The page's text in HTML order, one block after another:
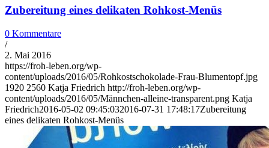
Zubereitung eines delikaten Rohkost-Menüs
0 Kommentare
/
2. Mai 2016
https://froh-leben.org/wp-
content/uploads/2016/05/Rohkostschokolade-Frau-Blumentopf.jpg
1920 2560 Katja Friedrich http://froh-leben.org/wp-
content/uploads/2016/05/Männchen-alleine-transparent.png Katja
Friedrich2016-05-02 09:45:032016-07-31 17:48:17Zubereitung
eines delikaten Rohkost-Menüs